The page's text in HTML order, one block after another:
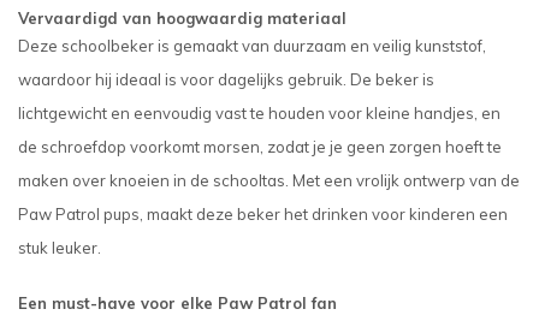
Vervaardigd van hoogwaardig materiaal
Deze schoolbeker is gemaakt van duurzaam en veilig kunststof,
waardoor hij ideaal is voor dagelijks gebruik. De beker is
lichtgewicht en eenvoudig vast te houden voor kleine handjes, en
de schroefdop voorkomt morsen, zodat je je geen zorgen hoeft te
maken over knoeien in de schooltas. Met een vrolijk ontwerp van de
Paw Patrol pups, maakt deze beker het drinken voor kinderen een
stuk leuker.
Een must-have voor elke Paw Patrol fan